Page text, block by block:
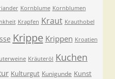
Kornblume Kornblumen
Krapfen Kraut Krauthobel
Krippe Krippen Kroatien
Kräuteröl Kuchen
Kulturgut Kunigunde Kunst